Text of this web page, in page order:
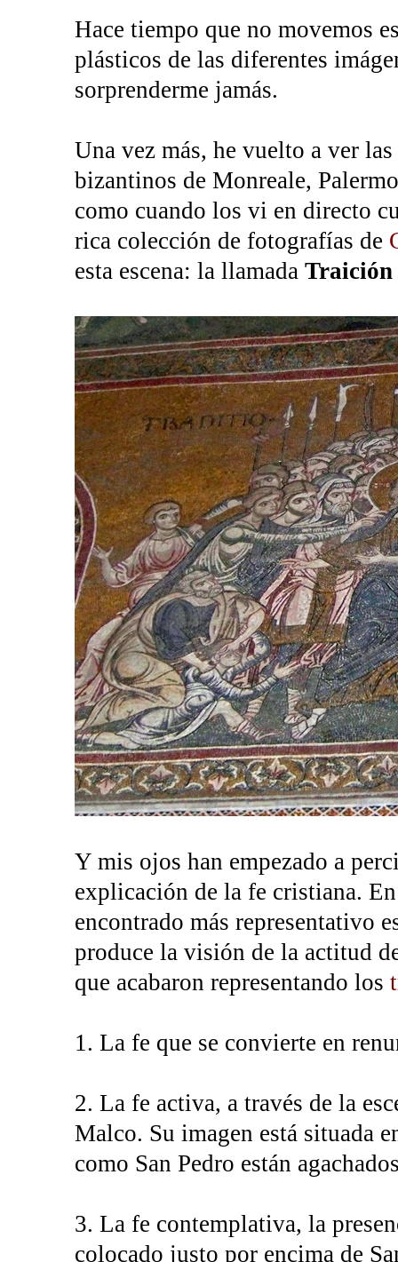
Hace tiempo que no movemos
plásticos de las diferentes
sorprenderme jamás.
Una vez más, he vuelto a ver
bizantinos de Monreale,
como cuando los vi en directo
rica colección de fotografías de
esta escena: la llamada Traición
Y mis ojos han empezado a
explicación de la fe cristiana.
encontrado más representativo
produce la visión de la actitud
que acabaron representando los
1. La fe que se convierte en
2. La fe activa, a través de la
Malco. Su imagen está situada
como San Pedro están
3. La fe contemplativa, la
colocado justo por encima de